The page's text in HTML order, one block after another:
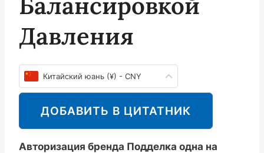
Давления
Китайский юань (¥) - CNY
ДОБАВИТЬ В ЦИТАТНИК
Авторизация бренда Подделка одна на